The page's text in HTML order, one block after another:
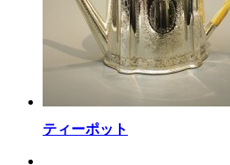
ティーポット